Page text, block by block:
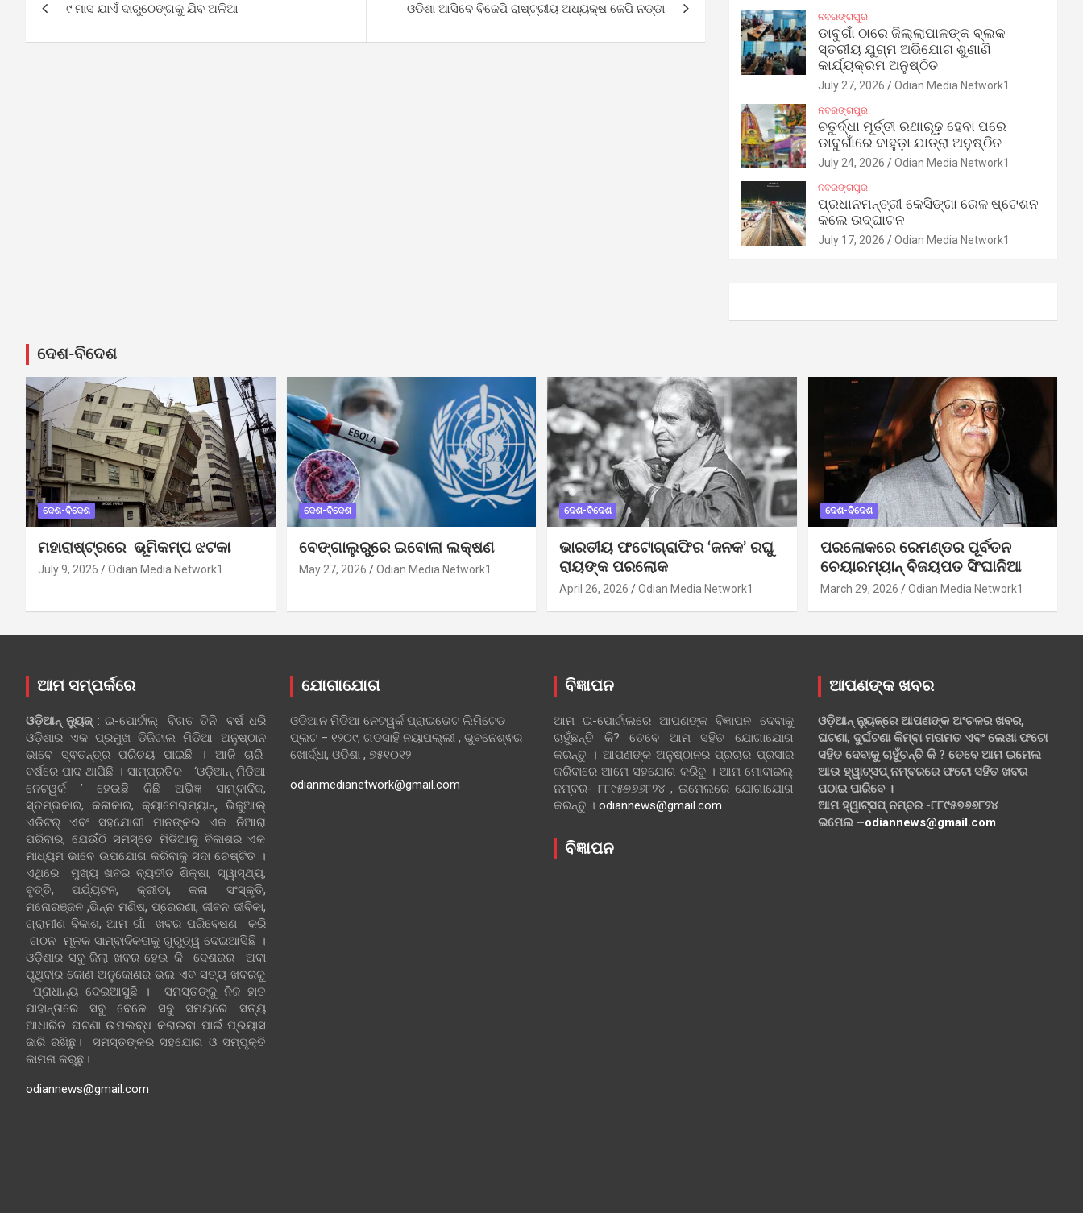
navigation
୯ ମାସ ଯାଏଁ ଦାରୁଠେଙ୍ଗକୁ ଯିବ ଅଳିଆ ଓଡିଶା ଆସିବେ ବିଜେପି ରାଷ୍ଟ୍ରୀୟ ଅଧ୍ୟକ୍ଷ ଜେପି ନଡ୍ଡା
ନବରଙ୍ଗପୁର
ଡାବୁଗାଁ ଠାରେ ଜିଲ୍ଲାପାଳଙ୍କ ବ୍ଲକ
ସ୍ତରୀୟ ଯୁଗ୍ମ ଅଭିଯୋଗ ଶୁଣାଣି
କାର୍ଯ୍ୟକ୍ରମ ଅନୁଷ୍ଠିତ
July 27, 2026 Odian Media Network1
ନବରଙ୍ଗପୁର
ଚତୁର୍ଦ୍ଧା ମୂର୍ତ୍ତୀ ରଥାରୂଢ଼ ହେବା ପରେ
ଡାବୁଗାଁରେ ବାହୁଡ଼ା ଯାତ୍ରା ଅନୁଷ୍ଠିତ
July 24, 2026 Odian Media Network1
ନବରଙ୍ଗପୁର
ପ୍ରଧାନମନ୍ତ୍ରୀ କେସିଙ୍ଗା ରେଳ ଷ୍ଟେଶନ
କଲେ ଉଦ୍‌ଘାଟନ
July 17, 2026 Odian Media Network1
ଦେଶ-ବିଦେଶ
ଦେଶ-ବିଦେଶ
ମହାରାଷ୍ଟ୍ରରେ ଭୂମିକମ୍ପ ଝଟକା
July 9, 2026 Odian Media Network1
ଦେଶ-ବିଦେଶ
ବେଙ୍ଗାଲୁରୁରେ ଇବୋଲା ଲକ୍ଷଣ
May 27, 2026 Odian Media Network1
ଦେଶ-ବିଦେଶ
ଭାରତୀୟ ଫଟୋଗ୍ରାଫିର ‘ଜନକ’ ରଘୁ
ରାୟଙ୍କ ପରଲୋକ
April 26, 2026 Odian Media Network1
ଦେଶ-ବିଦେଶ
ପରଲୋକରେ ରେମଣ୍ଡର ପୂର୍ବତନ
ଚେୟାରମ୍ୟାନ୍ ବିଜୟପତ ସିଂଘାନିଆ
March 29, 2026 Odian Media Network1
ଆମ ସମ୍ପର୍କରେ
ଓଡ଼ିଆନ୍‍ ନ୍ୟୁଜ୍‍: ଇ-ପୋର୍ଟାଲ୍ ବିଗତ ତିନି ବର୍ଷ ଧରି
ଓଡ଼ିଶାର ଏକ ପ୍ରମୁଖ ଡିଜିଟାଲ ମିଡିଆ ଅନୁଷ୍ଠାନ
ଭାବେ ସ୍ଵତନ୍ତ୍ର ପରିଚୟ ପାଇଛି । ଆଜି ଚାରି
ବର୍ଷରେ ପାଦ ଥାପିଛି । ସାମ୍ପ୍ରତିକ ‘ଓଡ଼ିଆନ୍‍ ମିଡିଆ
ନେଟୱର୍କ ’ ହେଉଛି କିଛି ଅଭିଜ୍ଞ ସାମ୍ବାଦିକ,
ସ୍ତମ୍ଭକାର, କଳାକାର, କ୍ୟାମେରାମ୍ୟାନ୍, ଭିଜୁଆଲ୍
ଏଡିଟର୍ ଏବଂ ସହଯୋଗୀ ମାନଙ୍କର ଏକ ନିଆରା
ପରିବାର, ଯେଉଁଠି ସମସ୍ତେ ମିଡିଆକୁ ବିକାଶର ଏକ
ମାଧ୍ୟମ ଭାବେ ଉପଯୋଗ କରିବାକୁ ସଦା ଚେଷ୍ଟିତ ।
ଏଥିରେ ମୁଖ୍ୟ ଖବର ବ୍ୟତୀତ ଶିକ୍ଷା, ସ୍ୱାସ୍ଥ୍ୟ,
ବୃତ୍ତି, ପର୍ଯ୍ୟଟନ, କ୍ରୀଡା, କଳା ସଂସ୍କୃତି,
ମନୋରଞ୍ଜନ ,ଭିନ୍ନ ମଣିଷ, ପ୍ରେରଣା, ଜୀବନ ଜୀବିକା,
ଗ୍ରାମୀଣ ବିକାଶ, ଆମ ଗାଁ ଖବର ପରିବେଷଣ କରି
ଗଠନ ମୂଳକ ସାମ୍ବାଦିକତାକୁ ଗୁରୁତ୍ୱ ଦେଇଆସିଛି ।
ଓଡ଼ିଶାର ସବୁ ଜିଲା ଖବର ହେଉ କି ଦେଶରର ଅବା
ପୃଥିବୀର କୋଣ ଅନୁକୋଣର ଭଲ ଏବ ସତ୍ୟ ଖବରକୁ
ପ୍ରାଧାନ୍ୟ ଦେଇଆସୁଛି । ସମସ୍ତଙ୍କୁ ନିଜ ହାତ
ପାହାନ୍ତାରେ ସବୁ ବେଳେ ସବୁ ସମୟରେ ସତ୍ୟ
ଆଧାରିତ ଘଟଣା ଉପଲବ୍ଧ କରାଇବା ପାଇଁ ପ୍ରୟାସ
ଜାରି ରଖିଛୁ। ସମସ୍ତଙ୍କର ସହଯୋଗ ଓ ସମ୍ପୃକ୍ତି
କାମନା କରୁଛୁ।
odiannews@gmail.com
ଯୋଗାଯୋଗ
ଓଡିଆନ ମିଡିଆ ନେଟୱର୍କ ପ୍ରାଇଭେଟ ଲିମିଟେଡ
ପ୍ଲଟ – ୧୨୦୯, ଗଡସାହି ନୟାପଲ୍ଲୀ , ଭୁବନେଶ୍ଵର
ଖୋର୍ଦ୍ଧା, ଓଡିଶା , ୭୫୧୦୧୨
odianmedianetwork@gmail.com
ବିଜ୍ଞାପନ
ଆମ ଇ-ପୋର୍ଟାଲରେ ଆପଣଙ୍କ ବିଜ୍ଞାପନ ଦେବାକୁ
ଚାହୁଁଛନ୍ତି କି? ତେବେ ଆମ ସହିତ ଯୋଗାଯୋଗ
କରନ୍ତୁ । ଆପଣଙ୍କ ଅନୁଷ୍ଠାନର ପ୍ରଚାର ପ୍ରସାର
କରିବାରେ ଆମେ ସହଯୋଗ କରିବୁ । ଆମ ମୋବାଇଲ୍
ନମ୍ବର- ୮୮୯୫୭୬୬୮୨୪ , ଇମେଲରେ ଯୋଗାଯୋଗ
କରନ୍ତୁ । odiannews@gmail.com
ବିଜ୍ଞାପନ
ଆପଣଙ୍କ ଖବର
ଓଡ଼ିଆନ୍ ନ୍ୟୁଜ୍‌ରେ ଆପଣଙ୍କ ଅଂଚଳର ଖବର,
ଘଟଣା, ଦୁର୍ଘଟଣା କିମ୍ବା ମତାମତ ଏବଂ ଲେଖା ଫଟୋ
ସହିତ ଦେବାକୁ ଚାହୁଁଚନ୍ତି କି ? ତେବେ ଆମ ଇମେଲ
ଆଉ ହ୍ୱାଟ୍‌ସପ୍ ନମ୍ବରରେ ଫଟୋ ସହିତ ଖବର
ପଠାଇ ପାରିବେ ।
ଆମ ହ୍ୱାଟ୍‌ସପ୍ ନମ୍ବର -୮୮୯୫୭୬୬୮୨୪
ଇମେଲ –odiannews@gmail.com